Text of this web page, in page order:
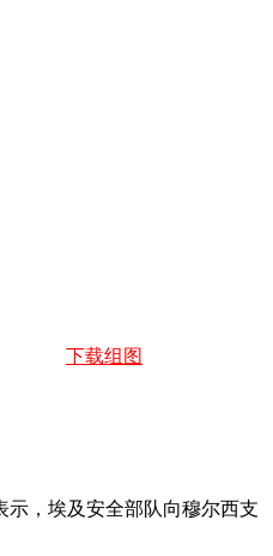
下载组图
，埃及安全部队向穆尔西支